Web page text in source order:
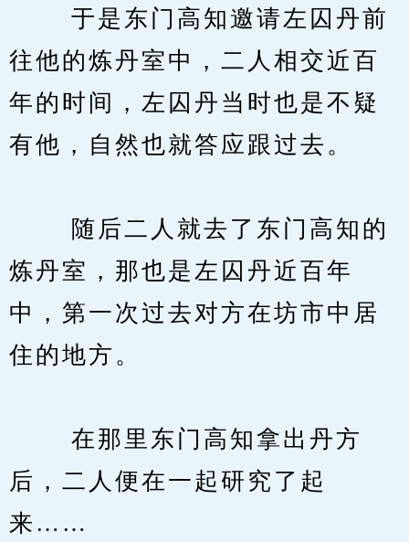
于是东门高知邀请左囚丹前
往他的炼丹室中，二人相交近百
年的时间，左囚丹当时也是不疑
有他，自然也就答应跟过去。
随后二人就去了东门高知的
炼丹室，那也是左囚丹近百年
中，第一次过去对方在坊市中居
住的地方。
在那里东门高知拿出丹方
后，二人便在一起研究了起
来……